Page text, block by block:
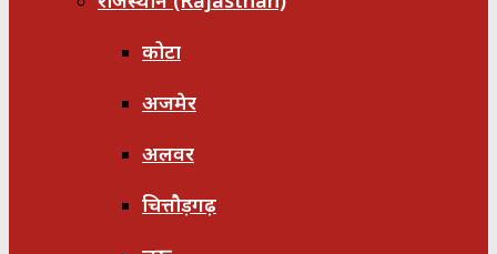
कोटा
अजमेर
अलवर
चित्तौड़गढ़